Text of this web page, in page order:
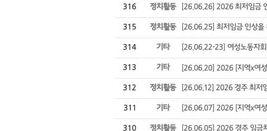
316 정치활동 [26.06.26] 2026 최저임금
315 정치활동 [26.06.25] 최저임금 인상을
314 기타 [26.06.22-23] 여성노동자
313 기타 [26.06.20] 2026 [지역x여
312 정치활동 [26.06.12] 2026 경주 최저
311 기타 [26.06.07] 2026 [지역x여
310 정치활동 [26.06.05] 2026 경주 임금